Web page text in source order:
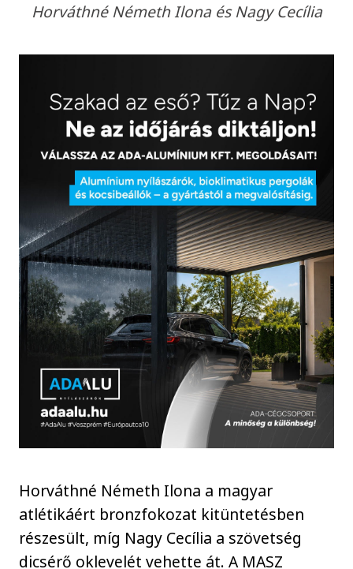
Horváthné Németh Ilona és Nagy Cecília
Horváthné Németh Ilona a magyar
atlétikáért bronzfokozat kitüntetésben
részesült, míg Nagy Cecília a szövetség
dicsérő oklevelét vehette át. A MASZ